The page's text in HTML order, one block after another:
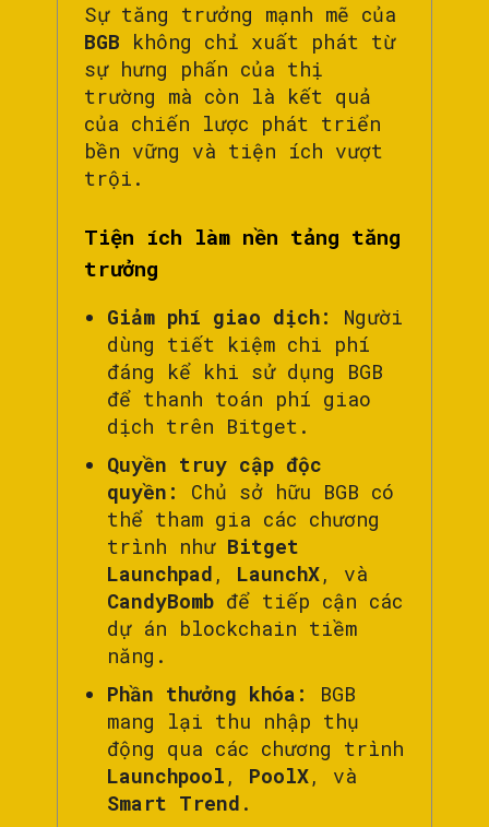
Sự tăng trưởng mạnh mẽ của
BGB không chỉ xuất phát từ
sự hưng phấn của thị
trường mà còn là kết quả
của chiến lược phát triển
bền vững và tiện ích vượt
trội.
Tiện ích làm nền tảng tăng
trưởng
Giảm phí giao dịch:
Người
dùng tiết kiệm chi phí
đáng kể khi sử dụng BGB
để thanh toán phí giao
dịch trên Bitget.
Quyền truy cập độc
quyền:
Chủ sở hữu BGB có
thể tham gia các chương
trình như Bitget
Launchpad , LaunchX, và
CandyBomb để tiếp cận các
dự án blockchain tiềm
năng.
Phần thưởng khóa:
BGB
mang lại thu nhập thụ
động qua các chương trình
Launchpool , PoolX, và
Smart Trend .